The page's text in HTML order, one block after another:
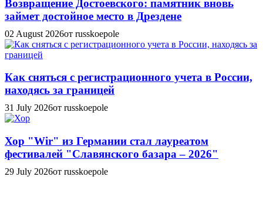
Возвращение Достоевского: памятник вновь
займет достойное место в Дрездене
02 August 2026от russkoepole
Как сняться с регистрационного учета в России,
находясь за границей
31 July 2026от russkoepole
Хор "Wir" из Германии стал лауреатом
фестивалей "Славянского базара – 2026"
29 July 2026от russkoepole